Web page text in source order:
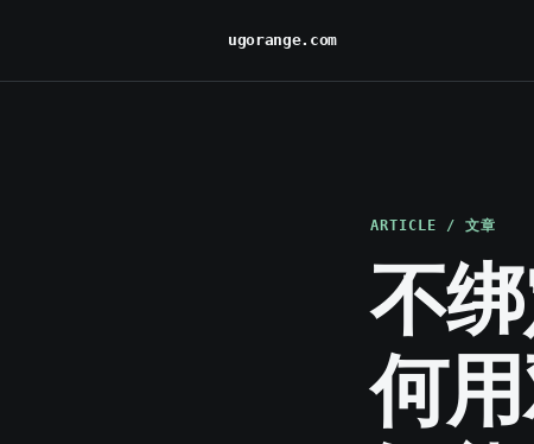
ugorange.com
ARTICLE / 文章
不绑
何